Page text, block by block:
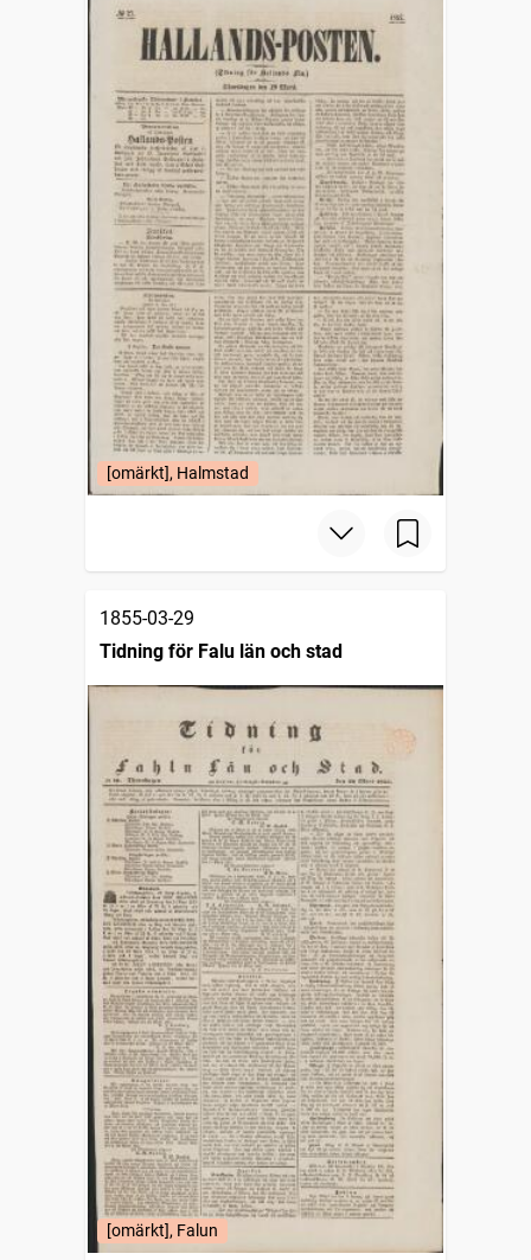
[omärkt], Halmstad
1855-03-29
Tidning för Falu län och stad
[omärkt], Falun